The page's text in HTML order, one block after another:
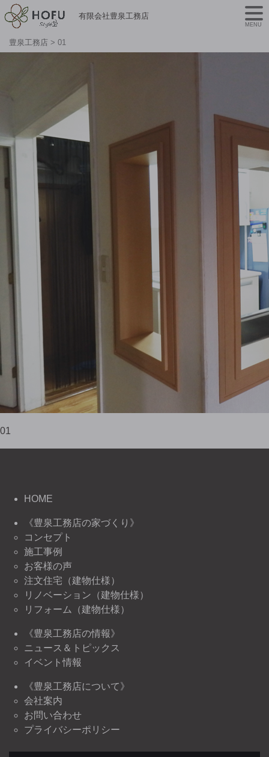
有限会社豊泉工務店
豊泉工務店 > 01
01
MENU
HOME
《豊泉工務店の家づくり》
コンセプト
施工事例
お客様の声
注文住宅（建物仕様）
リノベーション（建物仕様）
リフォーム（建物仕様）
《豊泉工務店の情報》
ニュース＆トピックス
イベント情報
《豊泉工務店について》
会社案内
お問い合わせ
プライバシーポリシー